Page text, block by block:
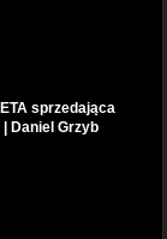
sprzedająca
Daniel Grzyb